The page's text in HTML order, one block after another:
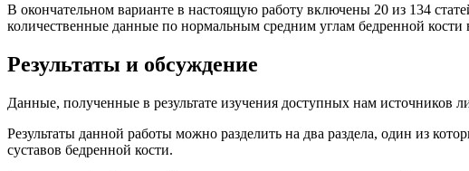
В окончательном варианте в настоящую работу включены 20 из 134
количественные данные по нормальным средним углам бедренной
Результаты и обсуждение
Данные, полученные в результате изучения доступных нам источников
Результаты данной работы можно разделить на два раздела, один из
суставов бедренной кости.